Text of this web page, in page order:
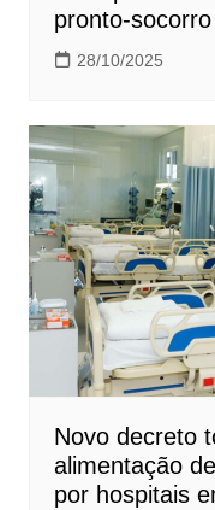
pronto-socorro
28/10/2025
Novo decreto
alimentação
por hospitais